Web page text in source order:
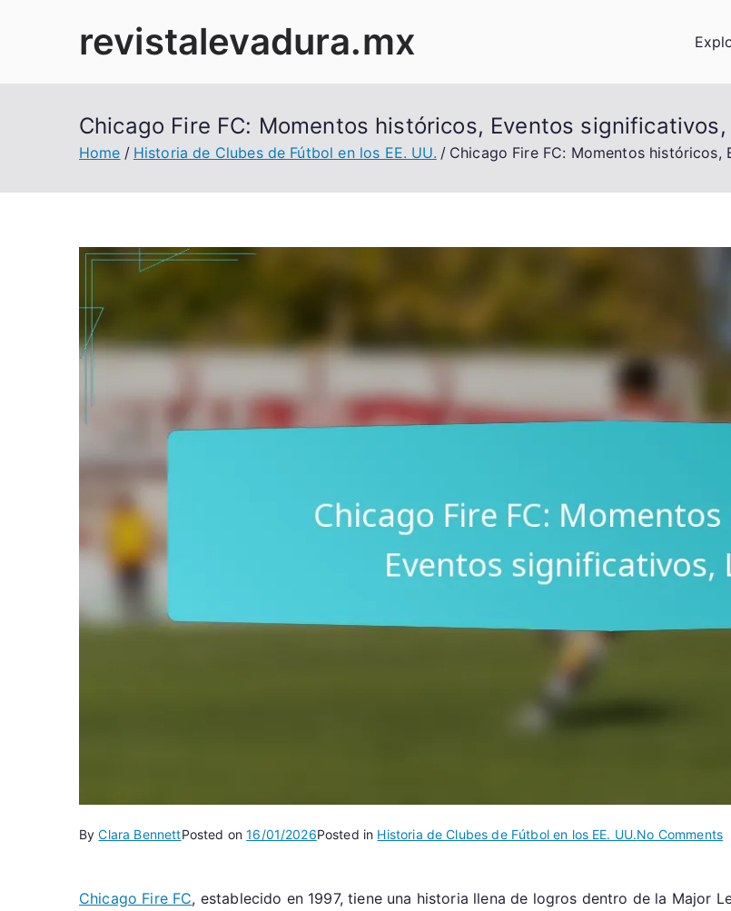
revistalevadura.mx
Chicago Fire FC: Momentos históricos, Eventos
Home Historia de Clubes de Fútbol en los EE. UU. Chicago Fire FC: Momentos
ByClara BennettPosted on16/01/2026Posted in Historia de Clubes de Fútbol en los EE. UU.No Commentson
Chicago Fire FC, establecido en 1997, tiene una historia llena de logros dentro de la Major